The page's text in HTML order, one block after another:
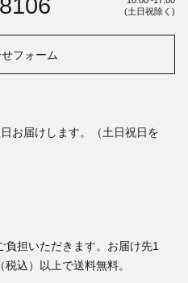
(土日祝除く)
フォーム
お届けします。（土日祝日を
担いただきます。お届け先1
込）以上で送料無料。